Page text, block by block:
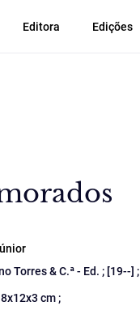
Editora Edições
Torres & C.ª - Ed. ; [19--] ;
cm ;